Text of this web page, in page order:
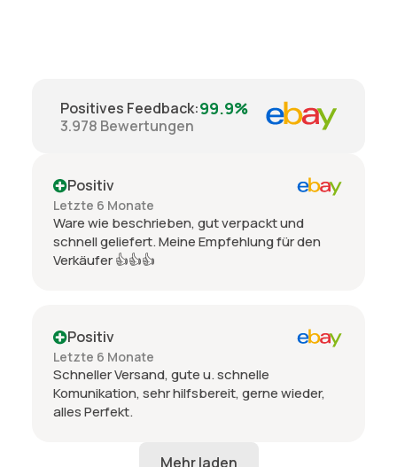
Positives Feedback:99.9%
3.978 Bewertungen
Positiv
Letzte 6 Monate
Ware wie beschrieben, gut verpackt und
schnell geliefert. Meine Empfehlung für den
Verkäufer 👍👍👍
Positiv
Letzte 6 Monate
Schneller Versand, gute u. schnelle
Komunikation, sehr hilfsbereit, gerne wieder,
alles Perfekt.